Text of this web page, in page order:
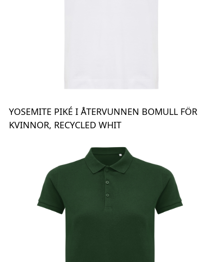
YOSEMITE PIKÉ I ÅTERVUNNEN BOMULL FÖR
KVINNOR, RECYCLED WHIT